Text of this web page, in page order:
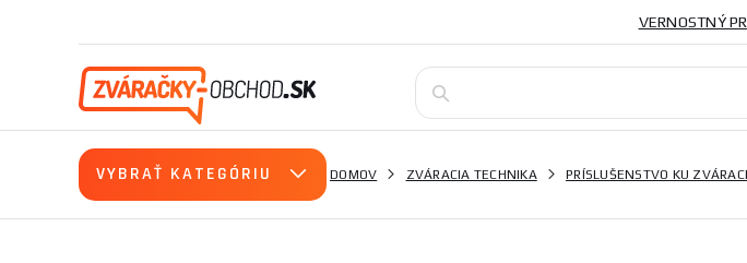
VERNOSTNÝ
VYBRAŤ KATEGÓRIU DOMOV ZVÁRACIA TECHNIKA PRÍSLUŠENSTVO KU